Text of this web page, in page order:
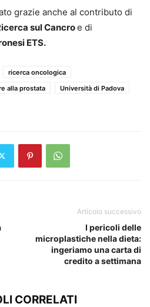
grazie anche al contributo di
sul Cancroe di
ETS.
ricerca oncologica
alla prostata
Università di Padova
Articolo successivo
I pericoli delle
microplastiche nella dieta:
ingeriamo una carta di
credito a settimana
CORRELATI